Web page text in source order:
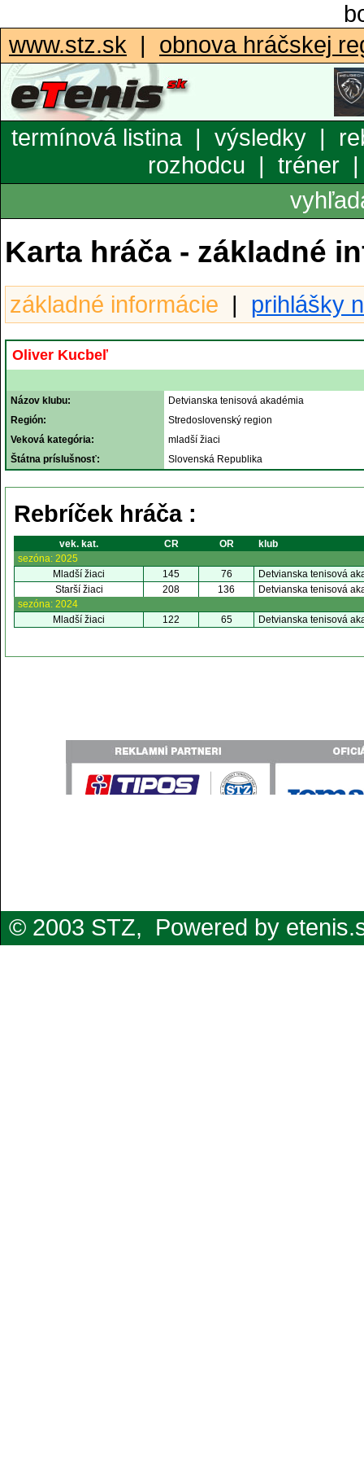
www.stz.sk | obnova hráčskej
termínová listina| výsledky |
rozhodcu | tréner
Karta hráča - základné
základné informácie | prihlášky
Oliver Kucbeľ
Názov klubu:
Detvianska tenisová akadémia
Región:
Stredoslovenský region
Veková kategória:
mladší žiaci
Štátna príslušnosť:
Slovenská Republika
Rebríček hráča :
vek. kat. CR OR
klub
sezóna: 2025
Mladší žiaci
145 76
Detvianska tenisová
Starší žiaci
208 136
Detvianska tenisová
sezóna: 2024
Mladší žiaci
122 65 Detvianska tenisová
© 2003 STZ, Powered by